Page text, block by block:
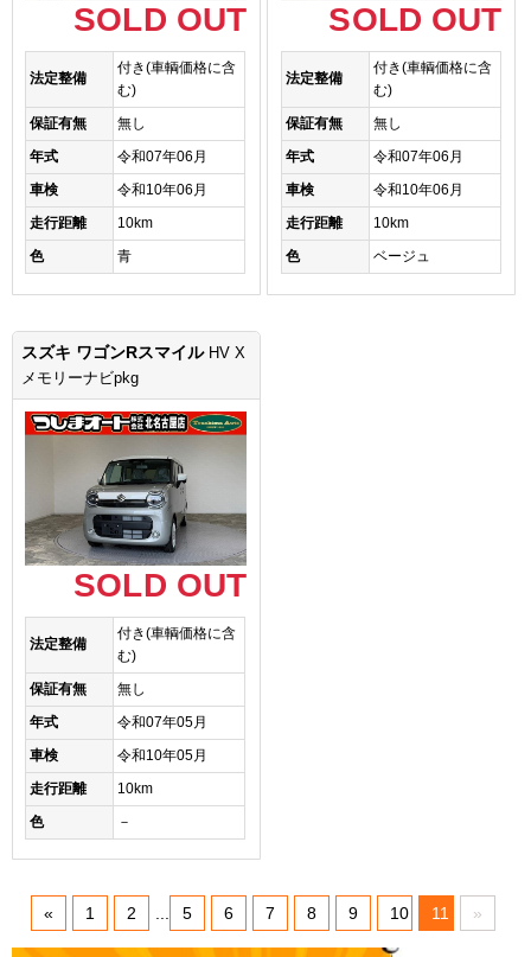
SOLD OUT
法定整備
付き(車輌価格に含
む)
保証有無
無し
年式
令和07年06月
車検
令和10年06月
走行距離
10km
色
青
SOLD OUT
法定整備
付き(車輌価格に含
む)
保証有無
無し
年式
令和07年06月
車検
令和10年06月
走行距離
10km
色
ベージュ
スズキ ワゴンRスマイル HV X
メモリーナビpkg
SOLD OUT
法定整備
付き(車輌価格に含
む)
保証有無
無し
年式
令和07年05月
車検
令和10年05月
走行距離
10km
色
－
« 1 2 5 6 7 8 9 10 11 »